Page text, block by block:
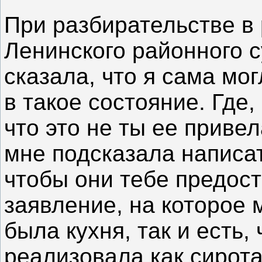
При разбирательстве
Ленинского
сказала, что я сама
в такое состояние.
что это не ты ее
мне подсказала
чтобы они тебе
заявление, на которое
была кухня, так и есть,
реализовала как